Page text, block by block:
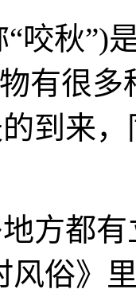
秋”)
有很
到来
都有
风俗》